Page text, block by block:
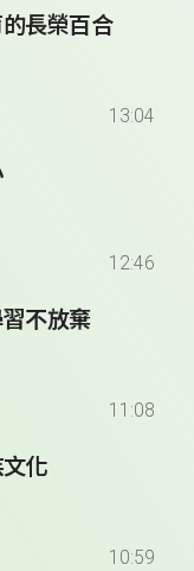
長榮百合
13:04
12:46
不放棄
11:08
化
10:59